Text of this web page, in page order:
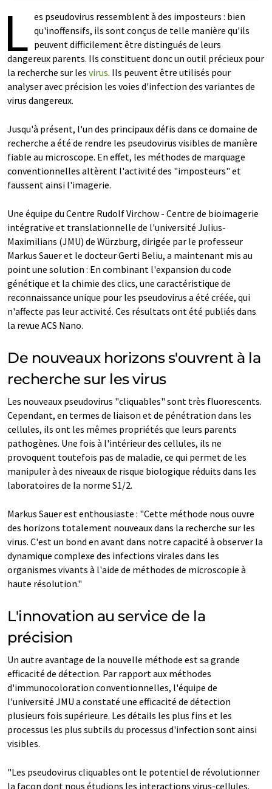
L es pseudovirus ressemblent à des imposteurs : bien
qu'inoffensifs, ils sont conçus de telle manière qu'ils
peuvent difficilement être distingués de leurs
dangereux parents. Ils constituent donc un outil précieux pour
la recherche sur les virus. Ils peuvent être utilisés pour
analyser avec précision les voies d'infection des variantes de
virus dangereux.
Jusqu'à présent, l'un des principaux défis dans ce domaine de
recherche a été de rendre les pseudovirus visibles de manière
fiable au microscope. En effet, les méthodes de marquage
conventionnelles altèrent l'activité des "imposteurs" et
faussent ainsi l'imagerie.
Une équipe du Centre Rudolf Virchow - Centre de bioimagerie
intégrative et translationnelle de l'université Julius-
Maximilians (JMU) de Würzburg, dirigée par le professeur
Markus Sauer et le docteur Gerti Beliu, a maintenant mis au
point une solution : En combinant l'expansion du code
génétique et la chimie des clics, une caractéristique de
reconnaissance unique pour les pseudovirus a été créée, qui
n'affecte pas leur activité. Ces résultats ont été publiés dans
la revue ACS Nano.
De nouveaux horizons s'ouvrent à la
recherche sur les virus
Les nouveaux pseudovirus "cliquables" sont très fluorescents.
Cependant, en termes de liaison et de pénétration dans les
cellules, ils ont les mêmes propriétés que leurs parents
pathogènes. Une fois à l'intérieur des cellules, ils ne
provoquent toutefois pas de maladie, ce qui permet de les
manipuler à des niveaux de risque biologique réduits dans les
laboratoires de la norme S1/2.
Markus Sauer est enthousiaste : "Cette méthode nous ouvre
des horizons totalement nouveaux dans la recherche sur les
virus. C'est un bond en avant dans notre capacité à observer la
dynamique complexe des infections virales dans les
organismes vivants à l'aide de méthodes de microscopie à
haute résolution."
L'innovation au service de la
précision
Un autre avantage de la nouvelle méthode est sa grande
efficacité de détection. Par rapport aux méthodes
d'immunocoloration conventionnelles, l'équipe de
l'université JMU a constaté une efficacité de détection
plusieurs fois supérieure. Les détails les plus fins et les
processus les plus subtils du processus d'infection sont ainsi
visibles.
"Les pseudovirus cliquables ont le potentiel de révolutionner
la façon dont nous étudions les interactions virus-cellules.